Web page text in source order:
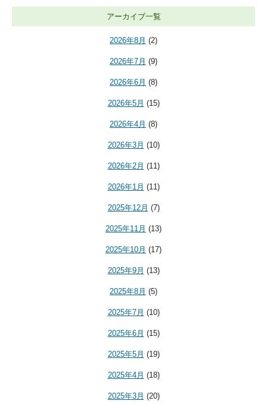
アーカイブ一覧
2026年8月 (2)
2026年7月 (9)
2026年6月 (8)
2026年5月 (15)
2026年4月 (8)
2026年3月 (10)
2026年2月 (11)
2026年1月 (11)
2025年12月 (7)
2025年11月 (13)
2025年10月 (17)
2025年9月 (13)
2025年8月 (5)
2025年7月 (10)
2025年6月 (15)
2025年5月 (19)
2025年4月 (18)
2025年3月 (20)